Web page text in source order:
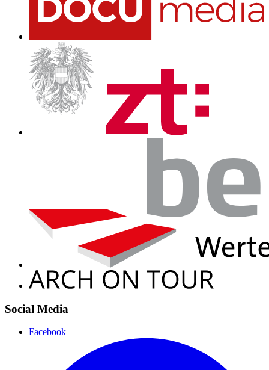
Social Media
Facebook